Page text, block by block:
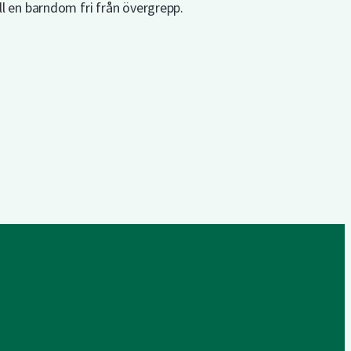
barndom fri från övergrepp.